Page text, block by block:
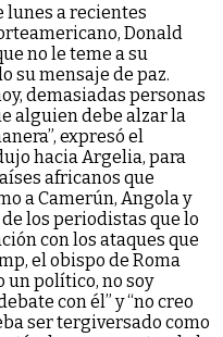
lunes a recientes
Donald
no le teme a su
su mensaje de paz.
demasiadas personas
alguien debe alzar la
expresó el
hacia Argelia, para
africanos que
a Camerún, Angola y
los periodistas que lo
con los ataques que
el obispo de Roma
un político, no soy
con él” y “no creo
ser tergiversado como